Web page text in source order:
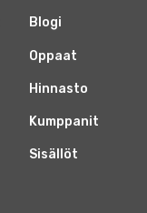
Blogi
Oppaat
Hinnasto
Kumppanit
Sisällöt